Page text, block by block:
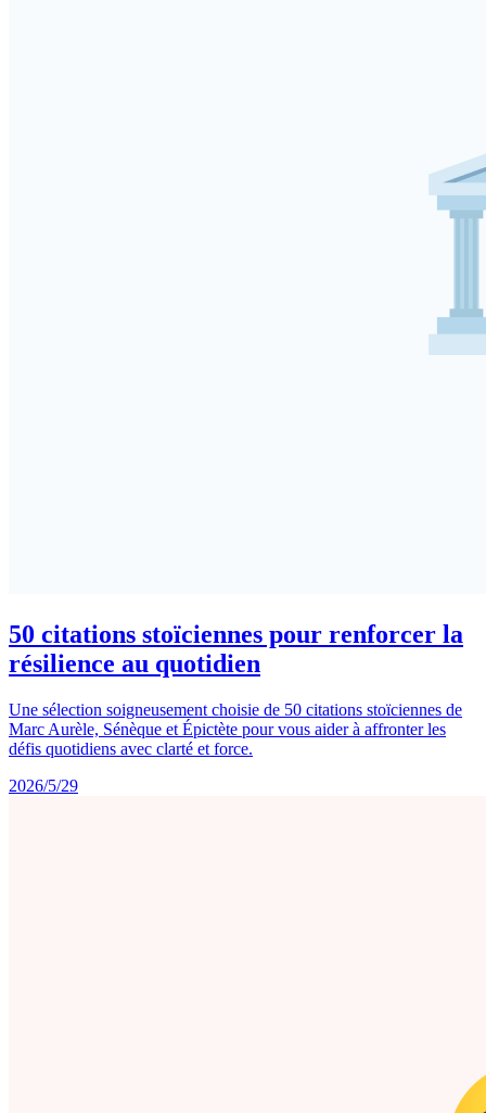
50 citations stoïciennes pour renforcer la
résilience au quotidien
Une sélection soigneusement choisie de 50 citations stoïciennes de
Marc Aurèle, Sénèque et Épictète pour vous aider à affronter les
défis quotidiens avec clarté et force.
2026/5/29